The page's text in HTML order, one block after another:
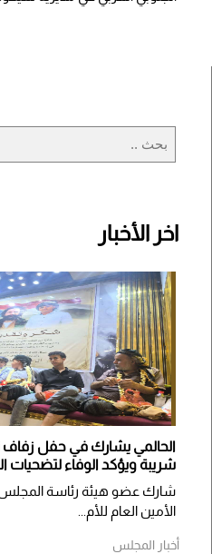
اخر الأخبار
الحالمي يشارك في حفل
شريبة ويؤكد الوفاء لتضحيات
شارك عضو هيئة رئاسة المجلس
الأمين العام للأم...
أخبار المجلس